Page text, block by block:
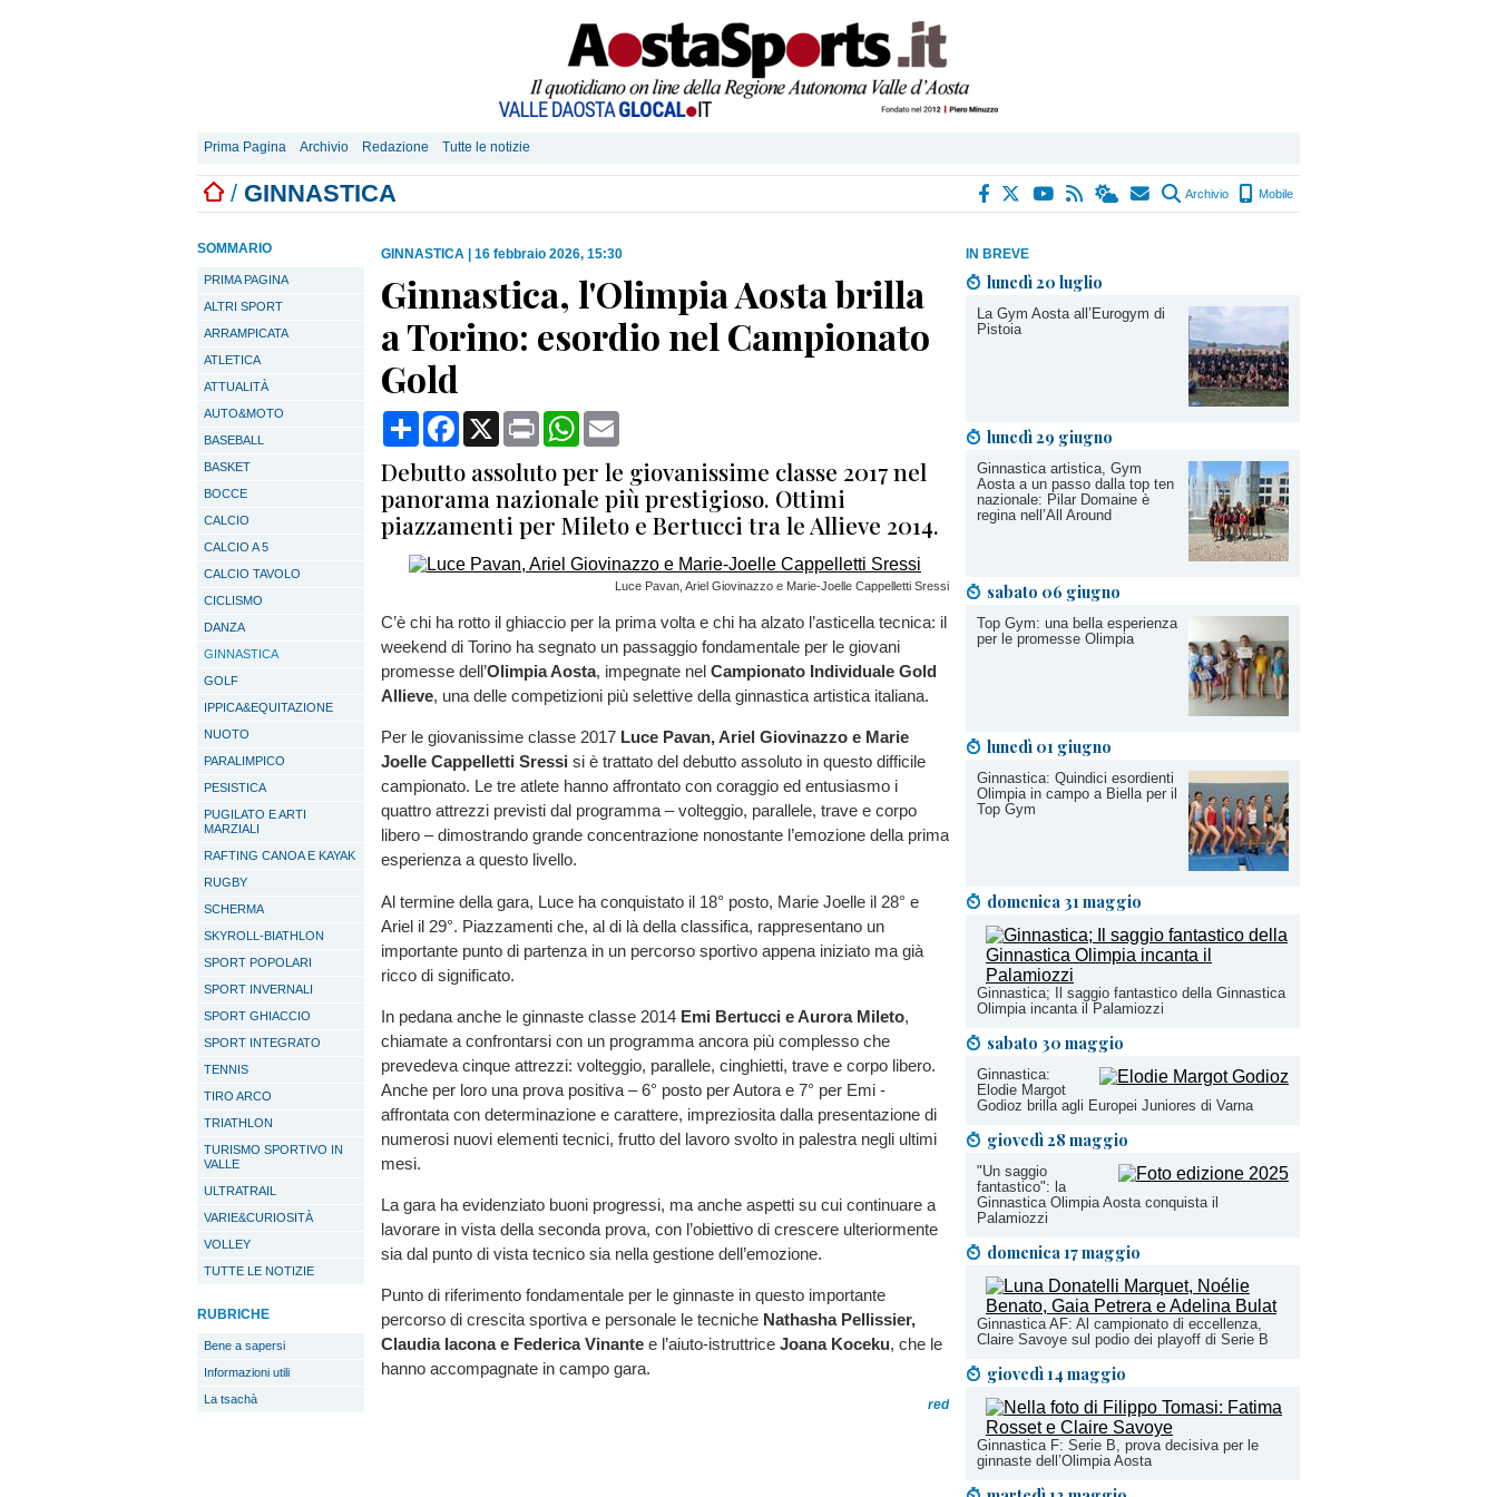
Prima Pagina Archivio Redazione Tutte le notizie
/ GINNASTICA Archivio Mobile
IN BREVE
lunedì 20 luglio
La Gym Aosta all’Eurogym di
Pistoia
lunedì 29 giugno
Ginnastica artistica, Gym
Aosta a un passo dalla top ten
nazionale: Pilar Domaine è
regina nell’All Around
sabato 06 giugno
Top Gym: una bella esperienza
per le promesse Olimpia
lunedì 01 giugno
Ginnastica: Quindici esordienti
Olimpia in campo a Biella per il
Top Gym
domenica 31 maggio
Ginnastica; Il saggio fantastico della Ginnastica
Olimpia incanta il Palamiozzi
sabato 30 maggio
Ginnastica:
Elodie Margot
Godioz brilla agli Europei Juniores di Varna
giovedì 28 maggio
"Un saggio
fantastico": la
Ginnastica Olimpia Aosta conquista il
Palamiozzi
domenica 17 maggio
Ginnastica AF: Al campionato di eccellenza,
Claire Savoye sul podio dei playoff di Serie B
giovedì 14 maggio
Ginnastica F: Serie B, prova decisiva per le
ginnaste dell’Olimpia Aosta
SOMMARIO
PRIMA PAGINA
ALTRI SPORT
ARRAMPICATA
ATLETICA
ATTUALITÀ
AUTO&MOTO
BASEBALL
BASKET
BOCCE
CALCIO
CALCIO A 5
CALCIO TAVOLO
CICLISMO
DANZA
GINNASTICA
GOLF
IPPICA&EQUITAZIONE
NUOTO
PARALIMPICO
PESISTICA
PUGILATO E ARTI
MARZIALI
RAFTING CANOA E KAYAK
RUGBY
SCHERMA
SKYROLL-BIATHLON
SPORT POPOLARI
SPORT INVERNALI
SPORT GHIACCIO
SPORT INTEGRATO
TENNIS
TIRO ARCO
TRIATHLON
TURISMO SPORTIVO IN
VALLE
ULTRATRAIL
VARIE&CURIOSITÀ
VOLLEY
TUTTE LE NOTIZIE
RUBRICHE
Bene a sapersi
Informazioni utili
La tsachà
GINNASTICA 16 febbraio 2026, 15:30
Ginnastica, l'Olimpia Aosta brilla
a Torino: esordio nel Campionato
Gold
CondividiFacebook
X Print WhatsApp
Debutto assoluto per le giovanissime classe 2017 nel
panorama nazionale più prestigioso. Ottimi
piazzamenti per Mileto e Bertucci tra le Allieve 2014.
Luce Pavan, Ariel Giovinazzo e Marie-Joelle Cappelletti Sressi
C’è chi ha rotto il ghiaccio per la prima volta e chi ha alzato l’asticella tecnica: il
weekend di Torino ha segnato un passaggio fondamentale per le giovani
promesse dell’Olimpia Aosta, impegnate nel Campionato Individuale Gold
Allieve, una delle competizioni più selettive della ginnastica artistica italiana.
Per le giovanissime classe 2017 Luce Pavan, Ariel Giovinazzo e Marie
Joelle Cappelletti Sressi si è trattato del debutto assoluto in questo difficile
campionato. Le tre atlete hanno affrontato con coraggio ed entusiasmo i
quattro attrezzi previsti dal programma – volteggio, parallele, trave e corpo
libero – dimostrando grande concentrazione nonostante l’emozione della prima
esperienza a questo livello.
Al termine della gara, Luce ha conquistato il 18° posto, Marie Joelle il 28° e
Ariel il 29°. Piazzamenti che, al di là della classifica, rappresentano un
importante punto di partenza in un percorso sportivo appena iniziato ma già
ricco di significato.
In pedana anche le ginnaste classe 2014 Emi Bertucci e Aurora Mileto,
chiamate a confrontarsi con un programma ancora più complesso che
prevedeva cinque attrezzi: volteggio, parallele, cinghietti, trave e corpo libero.
Anche per loro una prova positiva – 6° posto per Autora e 7° per Emi -
affrontata con determinazione e carattere, impreziosita dalla presentazione di
numerosi nuovi elementi tecnici, frutto del lavoro svolto in palestra negli ultimi
mesi.
La gara ha evidenziato buoni progressi, ma anche aspetti su cui continuare a
lavorare in vista della seconda prova, con l’obiettivo di crescere ulteriormente
sia dal punto di vista tecnico sia nella gestione dell’emozione.
Punto di riferimento fondamentale per le ginnaste in questo importante
percorso di crescita sportiva e personale le tecniche Nathasha Pellissier,
Claudia Iacona e Federica Vinante e l’aiuto-istruttrice Joana Koceku, che le
hanno accompagnate in campo gara.
red